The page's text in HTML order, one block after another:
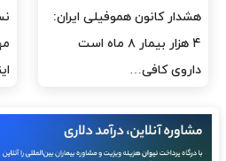
هشدار کانون هموفیلی ایران:
۴ هزار بیمار ۸ ماه است
داروی کافی…